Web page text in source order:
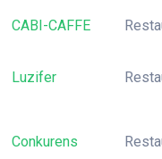
CABI-CAFFE
Luzifer
Conkurens